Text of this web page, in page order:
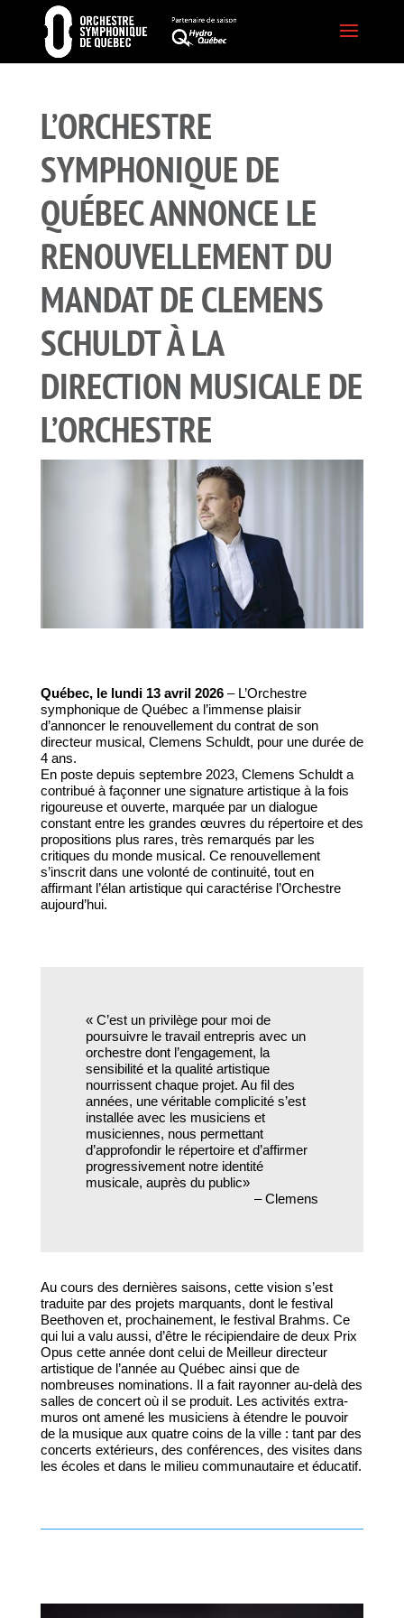
L’ORCHESTRE
SYMPHONIQUE DE
QUÉBEC ANNONCE LE
RENOUVELLEMENT DU
MANDAT DE CLEMENS
SCHULDT À LA
DIRECTION MUSICALE DE
L’ORCHESTRE
Québec, le lundi 13 avril 2026– L’Orchestre
symphonique de Québec a l’immense plaisir
d’annoncer le renouvellement du contrat de son
directeur musical, Clemens Schuldt, pour une durée de
4 ans.
En poste depuis septembre 2023, Clemens Schuldt a
contribué à façonner une signature artistique à la fois
rigoureuse et ouverte, marquée par un dialogue
constant entre les grandes œuvres du répertoire et des
propositions plus rares, très remarqués par les
critiques du monde musical. Ce renouvellement
s’inscrit dans une volonté de continuité, tout en
affirmant l’élan artistique qui caractérise l’Orchestre
aujourd’hui.
« C’est un privilège pour moi de
poursuivre le travail entrepris avec un
orchestre dont l’engagement, la
sensibilité et la qualité artistique
nourrissent chaque projet. Au fil des
années, une véritable complicité s’est
installée avec les musiciens et
musiciennes, nous permettant
d’approfondir le répertoire et d’affirmer
progressivement notre identité
musicale, auprès du public»
– Clemens
Au cours des dernières saisons, cette vision s’est
traduite par des projets marquants, dont le festival
Beethoven et, prochainement, le festival Brahms. Ce
qui lui a valu aussi, d’être le récipiendaire de deux Prix
Opus cette année dont celui de Meilleur directeur
artistique de l’année au Québec ainsi que de
nombreuses nominations. Il a fait rayonner au-delà des
salles de concert où il se produit. Les activités extra-
muros ont amené les musiciens à étendre le pouvoir
de la musique aux quatre coins de la ville : tant par des
concerts extérieurs, des conférences, des visites dans
les écoles et dans le milieu communautaire et éducatif.